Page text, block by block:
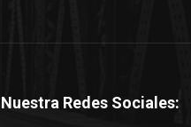
Nuestra Redes Sociales: